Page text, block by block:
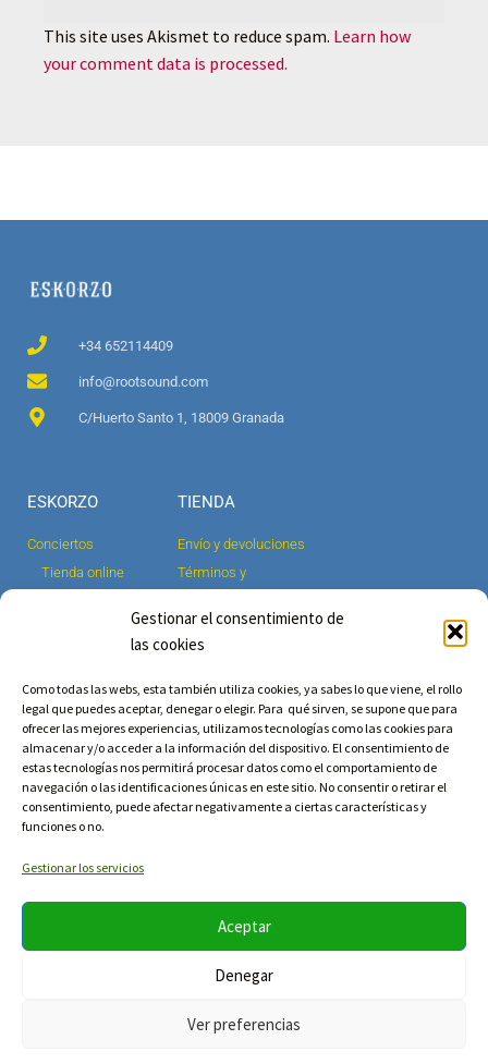
Gestionar el consentimiento de
las cookies
Como todas las webs, esta también utiliza cookies, ya sabes lo que viene, el rollo
legal que puedes aceptar, denegar o elegir. Para qué sirven, se supone que para
ofrecer las mejores experiencias, utilizamos tecnologías como las cookies para
almacenar y/o acceder a la información del dispositivo. El consentimiento de
estas tecnologías nos permitirá procesar datos como el comportamiento de
navegación o las identificaciones únicas en este sitio. No consentir o retirar el
consentimiento, puede afectar negativamente a ciertas características y
funciones o no.
Gestionar los servicios
Aceptar
Denegar
Ver preferencias
This site uses Akismet to reduce spam. Learn how
your comment data is processed.
+34 652114409
info@rootsound.com
C/Huerto Santo 1, 18009 Granada
ESKORZO
Conciertos
Tienda online
Biografía
Contacto
TIENDA
Envío y devoluciones
Términos y
condiciones
Aviso legal y política
de privacidad
NEWSLETTER